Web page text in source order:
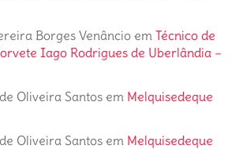
Borges Venâncio em Técnico de
Iago Rodrigues de Uberlândia –
Oliveira Santos em Melquisedeque
Oliveira Santos em Melquisedeque